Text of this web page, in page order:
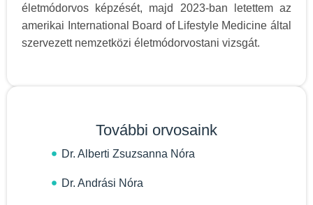
életmódorvos képzését, majd 2023-ban letettem az
amerikai International Board of Lifestyle Medicine által
szervezett nemzetközi életmódorvostani vizsgát.
További orvosaink
Dr. Alberti Zsuzsanna Nóra
Dr. Andrási Nóra